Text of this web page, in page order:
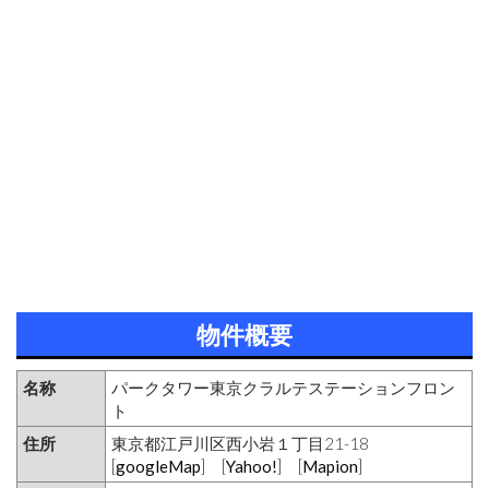
物件概要
名称
パークタワー東京クラルテステーションフロン
ト
住所
東京都江戸川区西小岩１丁目21-18
[googleMap] [Yahoo!] [Mapion]